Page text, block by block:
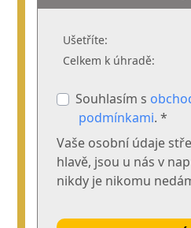
Ušetříte:
Celkem k úhradě:
Souhlasím s
podmínkami. *
Vaše osobní údaje
hlavě, jsou u nás v
nikdy je nikomu